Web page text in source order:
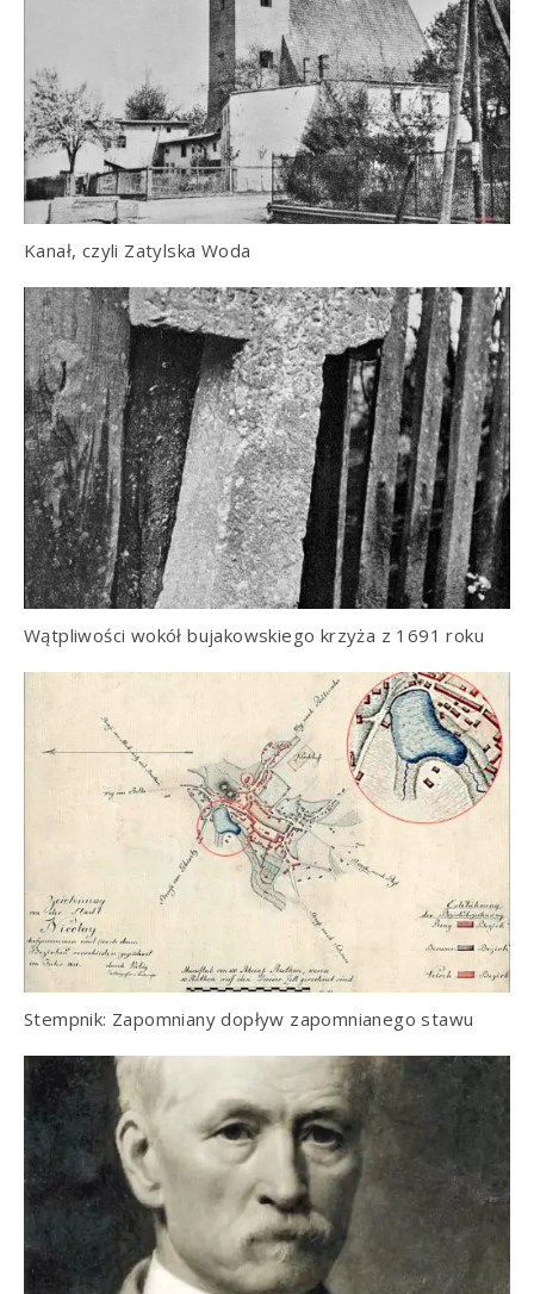
Kanał, czyli Zatylska Woda
Wątpliwości wokół bujakowskiego krzyża z 1691 roku
Stempnik: Zapomniany dopływ zapomnianego stawu